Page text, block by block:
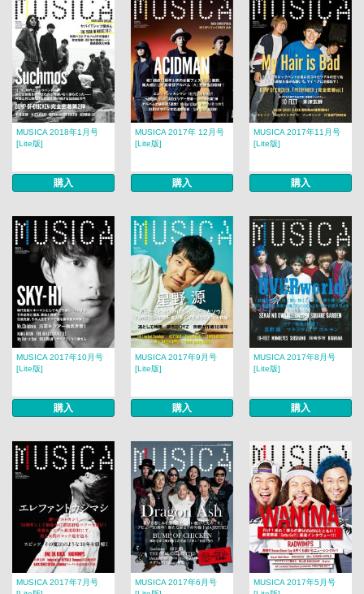
MUSICA 2018年1月号
[Lite版]
購入
MUSICA 2017年 12月号​​
[Lite版]
購入
MUSICA 2017年11月号
[Lite版]
購入
MUSICA 2017年10月号
[Lite版]
購入
MUSICA 2017年9月号
[Lite版]
購入
MUSICA 2017年8月号​​
[Lite版]
購入
MUSICA 2017年7月号
MUSICA 2017年6月号
MUSICA 2017年5月号